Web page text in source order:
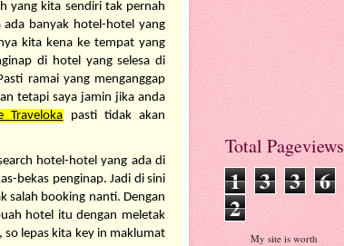
yang kita sendiri tak pernah
ada banyak hotel-hotel yang
kita kena ke tempat yang
di hotel yang selesa di
ramai yang menganggap
Traveloka pasti tidak akan
hotel-hotel yang ada di
bekas penginap. Jadi di sini
salah booking nanti. Dengan
hotel itu dengan meletak
lepas kita key in maklumat
Total Pageviews
1 3 3 6
2
My site is worth